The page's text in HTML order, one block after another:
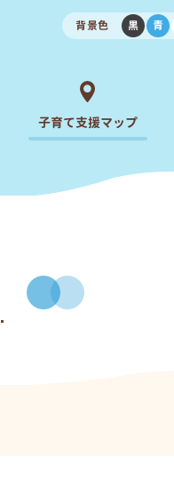
背景色 黒 青
子育て支援マップ